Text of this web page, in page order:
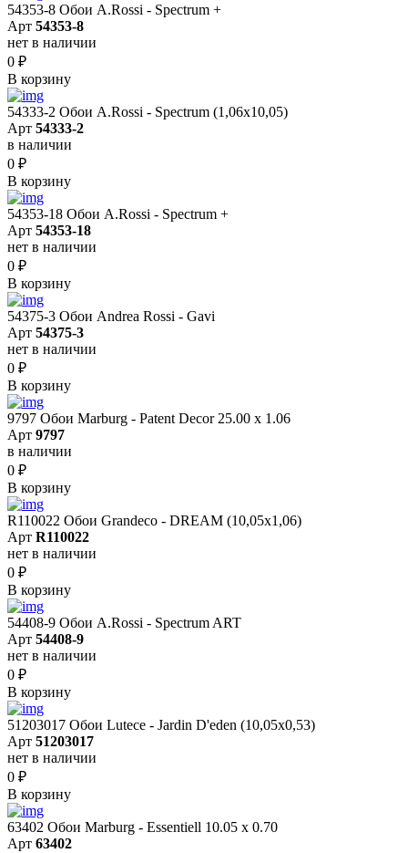
54353-8 Обои A.Rossi - Spectrum +
Арт 54353-8
нет в наличии
0 ₽
В корзину
54333-2 Обои A.Rossi - Spectrum (1,06x10,05)
Арт 54333-2
в наличии
0 ₽
В корзину
54353-18 Обои A.Rossi - Spectrum +
Арт 54353-18
нет в наличии
0 ₽
В корзину
54375-3 Обои Andrea Rossi - Gavi
Арт 54375-3
нет в наличии
0 ₽
В корзину
9797 Обои Marburg - Patent Decor 25.00 х 1.06
Арт 9797
в наличии
0 ₽
В корзину
R110022 Обои Grandeco - DREAM (10,05х1,06)
Арт R110022
нет в наличии
0 ₽
В корзину
54408-9 Обои A.Rossi - Spectrum ART
Арт 54408-9
нет в наличии
0 ₽
В корзину
51203017 Обои Lutece - Jardin D'eden (10,05x0,53)
Арт 51203017
нет в наличии
0 ₽
В корзину
63402 Обои Marburg - Essentiell 10.05 х 0.70
Арт 63402